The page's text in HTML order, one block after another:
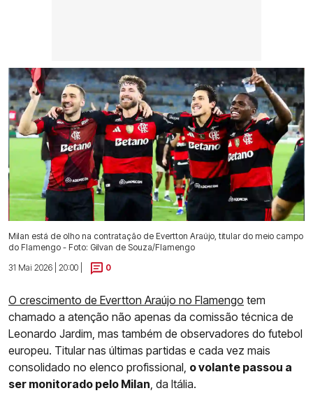
Milan está de olho na contratação de Evertton Araújo, titular do meio campo
do Flamengo - Foto: Gilvan de Souza/Flamengo
31 Mai 2026 | 20:00 |
0
O crescimento de Evertton Araújo no Flamengo tem
chamado a atenção não apenas da comissão técnica de
Leonardo Jardim, mas também de observadores do futebol
europeu. Titular nas últimas partidas e cada vez mais
consolidado no elenco profissional, o volante passou a
ser monitorado pelo Milan , da Itália.